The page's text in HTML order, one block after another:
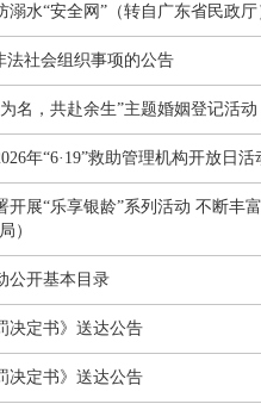
水“安全网”（转自广东省民政厅
法社会组织事项的公告
名，共赴余生”主题婚姻登记活动
年“6·19”救助管理机构开放日活
开展“乐享银龄”系列活动 不断丰
）
公开基本目录
决定书》送达公告
决定书》送达公告